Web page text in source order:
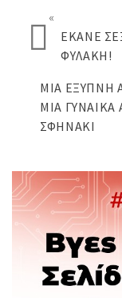
«
ΈΚΑΝΕ
ΦΥΛΑΚΉ!
ΜΙΑ ΈΞΥΠΝΗ
ΜΙΑ
ΣΦΗΝΆΚΙ